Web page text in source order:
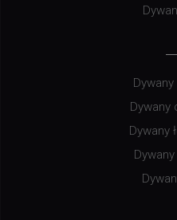
Dywany
Dywany